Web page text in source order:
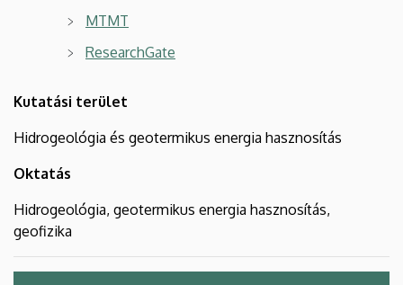
MTMT
ResearchGate
Kutatási terület
Hidrogeológia és geotermikus energia hasznosítás
Oktatás
Hidrogeológia, geotermikus energia hasznosítás,
geofizika